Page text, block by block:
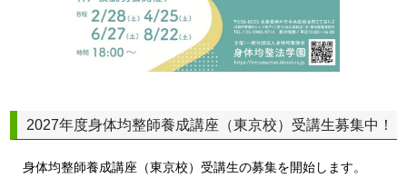
2027年度身体均整師養成講座（東京校）受講生募集中！
身体均整師養成講座（東京校）受講生の募集を開始します。